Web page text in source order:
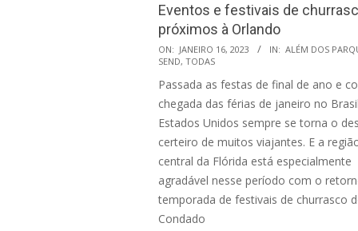
Eventos e festivais de
próximos à Orlando
2023-
01-
16
ON: JANEIRO 16, 2023 IN: ALÉM DOS
SEND, TODAS
Passada as festas de final de ano e
chegada das férias de janeiro no
Estados Unidos sempre se torna o
certeiro de muitos viajantes. E a
central da Flórida está especialmente
agradável nesse período com o
temporada de festivais de churrasco
Condado